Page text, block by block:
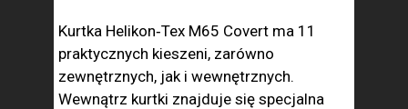
Kurtka Helikon‑Tex M65 Covert ma 11
praktycznych kieszeni, zarówno
zewnętrznych, jak i wewnętrznych.
Wewnątrz kurtki znajduje się specjalna